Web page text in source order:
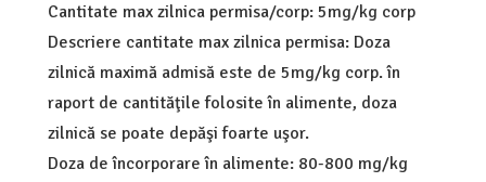
Cantitate max zilnica permisa/corp: 5mg/kg corp
Descriere cantitate max zilnica permisa: Doza
zilnică maximă admisă este de 5mg/kg corp. în
raport de cantităţile folosite în alimente, doza
zilnică se poate depăşi foarte uşor.
Doza de încorporare în alimente: 80-800 mg/kg